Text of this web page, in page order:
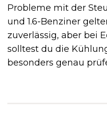
Probleme mit der
und 1.6-Benziner
zuverlässig, aber bei
solltest du die
besonders genau